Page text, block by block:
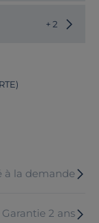
+ 2
à la demande
Garantie 2 ans